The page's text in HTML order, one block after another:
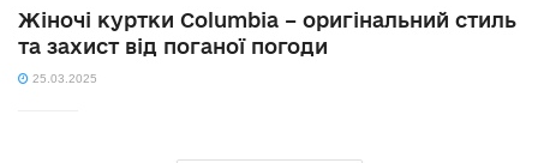
Жіночі куртки Columbia – оригінальний стиль
та захист від поганої погоди
25.03.2025